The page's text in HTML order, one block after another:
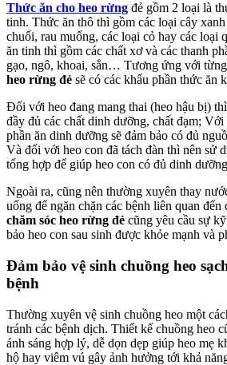
Thức ăn cho heo rừng đẻ gồm 2 loại là
tinh. Thức ăn thô thì gồm các loại cây
chuối, rau muống, các loại cỏ hay các loại
ăn tinh thì gồm các chất xơ và các thanh
gạo, ngô, khoai, sắn… Tương ứng với
heo rừng đẻ sẽ có các khẩu phần thức ăn
Đối với heo đang mang thai (heo hậu bị)
đầy đủ các chất dinh dưỡng, chất đạm;
phần ăn dinh dưỡng sẽ đảm bảo có đủ
Và đối với heo con đã tách đàn thì nên sử
tổng hợp để giúp heo con có đủ dinh
Ngoài ra, cũng nên thường xuyên thay
uống để ngăn chặn các bệnh liên quan
chăm sóc heo rừng đẻ cũng yêu cầu sự
bảo heo con sau sinh được khỏe mạnh và
Đảm bảo vệ sinh chuồng heo
bệnh
Thường xuyên vệ sinh chuồng heo một
tránh các bệnh dịch. Thiết kế chuồng heo
ánh sáng hợp lý, dễ dọn dẹp giúp heo mẹ
hộ hay viêm vú gây ảnh hưởng tới khả